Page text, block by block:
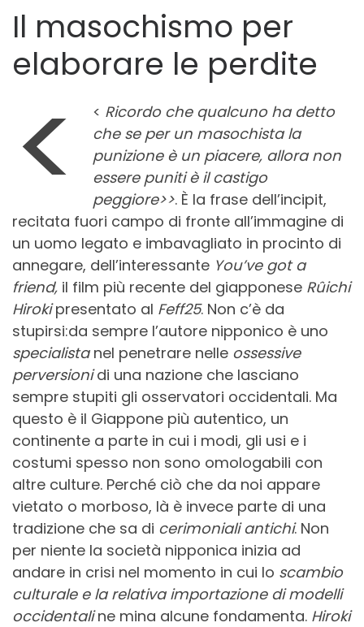
Il masochismo per
elaborare le perdite
< < Ricordo che qualcuno ha detto
che se per un masochista la
punizione è un piacere, allora non
essere puniti è il castigo
peggiore>>. È la frase dell’incipit,
recitata fuori campo di fronte all’immagine di
un uomo legato e imbavagliato in procinto di
annegare, dell’interessante You’ve got a
friend, il film più recente del giapponese Rûichi
Hirokipresentato al Feff25. Non c’è da
stupirsi:da sempre l’autore nipponico è uno
specialistanel penetrare nelle ossessive
perversionidi una nazione che lasciano
sempre stupiti gli osservatori occidentali. Ma
questo è il Giappone più autentico, un
continente a parte in cui i modi, gli usi e i
costumi spesso non sono omologabili con
altre culture. Perché ciò che da noi appare
vietato o morboso, là è invece parte di una
tradizione che sa di cerimoniali antichi. Non
per niente la società nipponica inizia ad
andare in crisi nel momento in cui lo scambio
culturale e la relativa importazione di modelli
occidentaline mina alcune fondamenta. Hiroki